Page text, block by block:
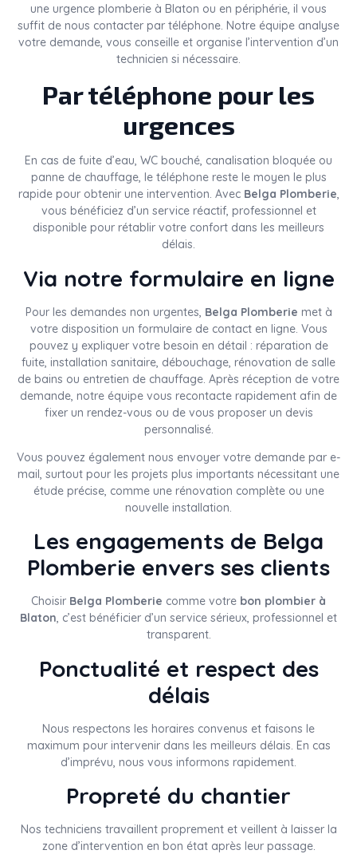
une urgence plomberie à Blaton ou en périphérie, il vous
suffit de nous contacter par téléphone. Notre équipe analyse
votre demande, vous conseille et organise l’intervention d’un
technicien si nécessaire.
Par téléphone pour les
urgences
En cas de fuite d’eau, WC bouché, canalisation bloquée ou
panne de chauffage, le téléphone reste le moyen le plus
rapide pour obtenir une intervention. Avec Belga Plomberie,
vous bénéficiez d’un service réactif, professionnel et
disponible pour rétablir votre confort dans les meilleurs
délais.
Via notre formulaire en ligne
Pour les demandes non urgentes, Belga Plomberie met à
votre disposition un formulaire de contact en ligne. Vous
pouvez y expliquer votre besoin en détail : réparation de
fuite, installation sanitaire, débouchage, rénovation de salle
de bains ou entretien de chauffage. Après réception de votre
demande, notre équipe vous recontacte rapidement afin de
fixer un rendez-vous ou de vous proposer un devis
personnalisé.
Vous pouvez également nous envoyer votre demande par e-
mail, surtout pour les projets plus importants nécessitant une
étude précise, comme une rénovation complète ou une
nouvelle installation.
Les engagements de Belga
Plomberie envers ses clients
Choisir Belga Plomberie comme votre bon plombier à
Blaton, c’est bénéficier d’un service sérieux, professionnel et
transparent.
Ponctualité et respect des
délais
Nous respectons les horaires convenus et faisons le
maximum pour intervenir dans les meilleurs délais. En cas
d’imprévu, nous vous informons rapidement.
Propreté du chantier
Nos techniciens travaillent proprement et veillent à laisser la
zone d’intervention en bon état après leur passage.